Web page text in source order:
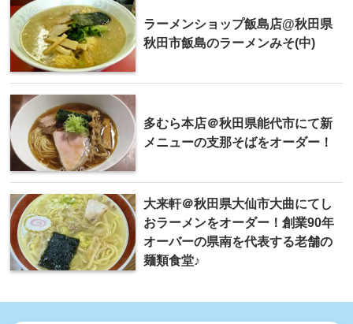
ラーメンショップ飯島店@秋田県
秋田市飯島のラーメンみそ(中)
多むら本店＠秋田県能代市にて新
メニューの支那そばをオーダー！
大来軒＠秋田県大仙市大曲にてし
おラーメンをオーダー！創業90年
オーバーの県南を代表する老舗の
麺類食堂♪